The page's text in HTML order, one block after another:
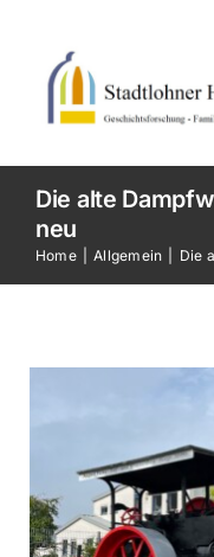
content
Home
Neuigkeiten
Der Verein
Die alte
neu
Home Allgemein Die